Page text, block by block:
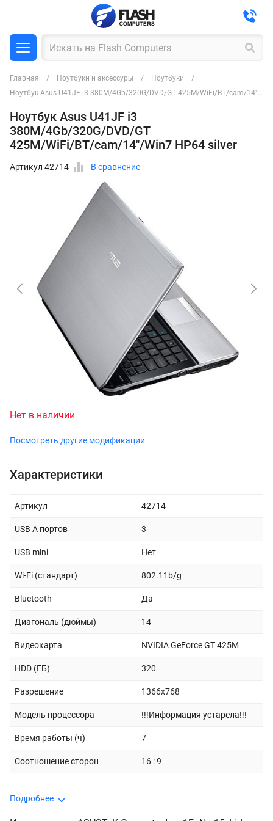
Главная Ноутбуки и аксессуры
Ноутбуки
Ноутбук Asus U41JF i3 380M/4Gb/320G/DVD/GT 425M/WiFi/BT/cam/14"/Win7 HP64 silver
Ноутбук Asus U41JF i3
380M/4Gb/320G/DVD/GT
425M/WiFi/BT/cam/14"/Win7 HP64 silver
Артикул 42714 В сравнение
Нет в наличии
Посмотреть другие модификации
Характеристики
Артикул 42714
USB A портов 3
USB mini Нет
Wi-Fi (стандарт) 802.11b/g
Bluetooth Да
Диагональ (дюймы) 14
Видеокарта NVIDIA GeForce GT 425M
HDD (ГБ) 320
Разрешение 1366x768
Модель процессора !!!Информация устарела!!!
Время работы (ч) 7
Соотношение сторон 16 : 9
Подробнее